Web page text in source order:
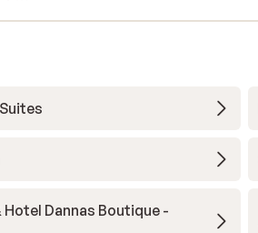
Dannas Boutique -